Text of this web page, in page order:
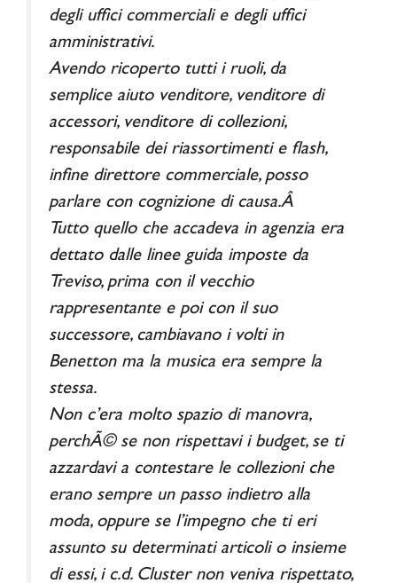
degli uffici commerciali e degli uffici
amministrativi.
Avendo ricoperto tutti i ruoli, da
semplice aiuto venditore, venditore di
accessori, venditore di collezioni,
responsabile dei riassortimenti e flash,
infine direttore commerciale, posso
parlare con cognizione di causa.Â
Tutto quello che accadeva in agenzia era
dettato dalle linee guida imposte da
Treviso, prima con il vecchio
rappresentante e poi con il suo
successore, cambiavano i volti in
Benetton ma la musica era sempre la
stessa.
Non c’era molto spazio di manovra,
perchÃ© se non rispettavi i budget, se ti
azzardavi a contestare le collezioni che
erano sempre un passo indietro alla
moda, oppure se l’impegno che ti eri
assunto su determinati articoli o insieme
di essi, i c.d. Cluster non veniva rispettato,